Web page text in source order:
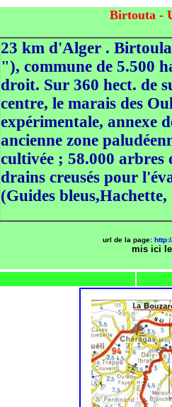
Birtouta -
23 km d'Alger .
"), commune de 5.500
droit. Sur 360 hect. de
centre, le marais des
expérimentale, annexe
ancienne zone
cultivée ; 58.000 arbres
drains creusés pour
(Guides bleus,Hachette,
url de la page:
mis ici